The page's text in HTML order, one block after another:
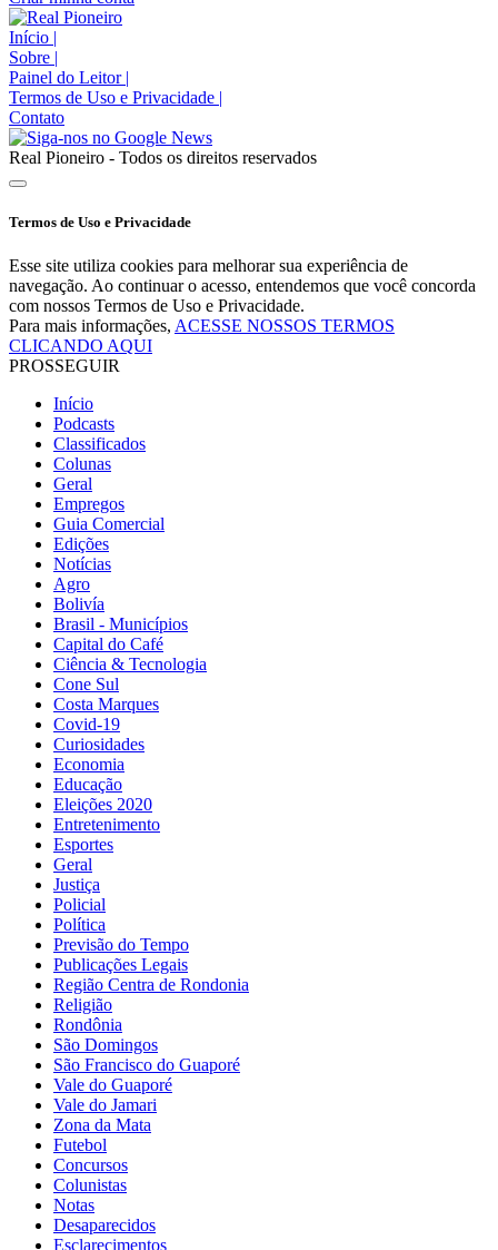
Início |
Sobre |
Painel do Leitor |
Termos de Uso e Privacidade |
Contato
Real Pioneiro - Todos os direitos reservados
Termos de Uso e Privacidade
Esse site utiliza cookies para melhorar sua experiência de
navegação. Ao continuar o acesso, entendemos que você concorda
com nossos Termos de Uso e Privacidade.
Para mais informações, ACESSE NOSSOS TERMOS
CLICANDO AQUI
PROSSEGUIR
Início
Podcasts
Classificados
Colunas
Geral
Empregos
Guia Comercial
Edições
Notícias
Agro
Bolivía
Brasil - Municípios
Capital do Café
Ciência & Tecnologia
Cone Sul
Costa Marques
Covid-19
Curiosidades
Economia
Educação
Eleições 2020
Entretenimento
Esportes
Geral
Justiça
Policial
Política
Previsão do Tempo
Publicações Legais
Região Centra de Rondonia
Religião
Rondônia
São Domingos
São Francisco do Guaporé
Vale do Guaporé
Vale do Jamari
Zona da Mata
Futebol
Concursos
Colunistas
Notas
Desaparecidos
Esclarecimentos